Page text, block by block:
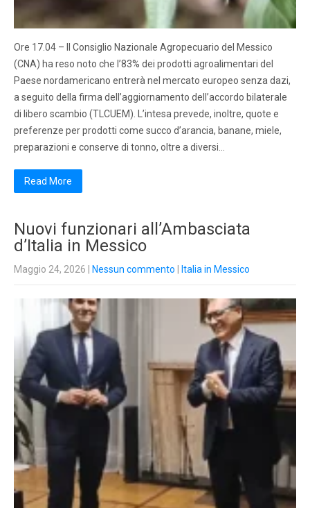
Ore 17.04 – Il Consiglio Nazionale Agropecuario del Messico
(CNA) ha reso noto che l’83% dei prodotti agroalimentari del
Paese nordamericano entrerà nel mercato europeo senza dazi,
a seguito della firma dell’aggiornamento dell’accordo bilaterale
di libero scambio (TLCUEM). L’intesa prevede, inoltre, quote e
preferenze per prodotti come succo d’arancia, banane, miele,
preparazioni e conserve di tonno, oltre a diversi…
Read More
Nuovi funzionari all’Ambasciata
d’Italia in Messico
Maggio 24, 2026 Nessun commento Italia in Messico